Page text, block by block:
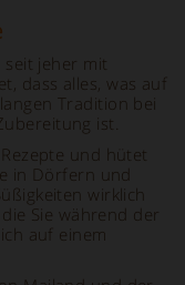
seit jeher mit
dass alles, was auf
Tradition bei
ist.
und hütet
in Dörfern und
wirklich
Sie während der
auf einem